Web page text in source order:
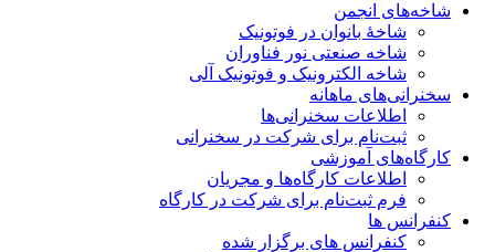
شاخه‌های انجمن
شاخۀ بانوان در فوتونیک
شاخه صنعتی نور فناوران
شاخه‌ الکترونیک و فوتونیک آلی
سخنرانی‌های ماهانه
اطلاعات سخنرانی‌‌ها
ثبت‌نام برای شرکت در سخنرانی
کارگاه‌های آموزشی
اطلاعات کارگاه‌ها و مجریان
فرم ثبت‌نام برای شرکت در کارگاه
کنفرانس ها
کنفرانس های برگزار شده